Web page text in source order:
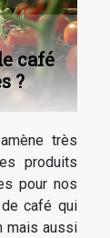
café
?
très
produits
pour nos
café qui
mais aussi